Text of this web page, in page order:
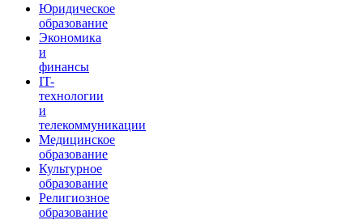
Юридическое
образование
Экономика
и
финансы
IT-
технологии
и
телекоммуникации
Медицинское
образование
Культурное
образование
Религиозное
образование